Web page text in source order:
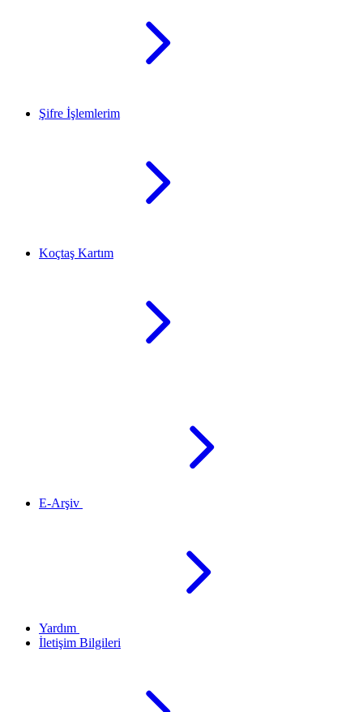
Şifre İşlemlerim
Koçtaş Kartım
E-Arşiv
Yardım
İletişim Bilgileri